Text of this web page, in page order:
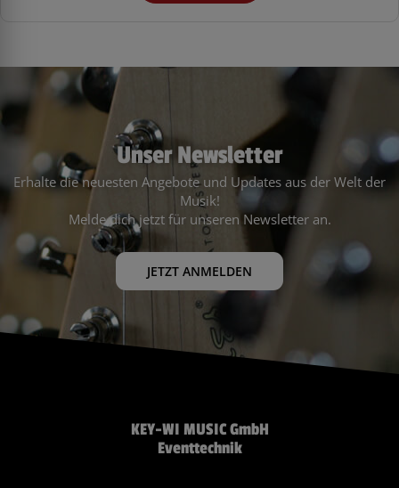
Unser Newsletter
Erhalte die neuesten Angebote und Updates aus der Welt der
Musik!
Melde dich jetzt für unseren Newsletter an.
JETZT ANMELDEN
KEY-WI MUSIC GmbH
Eventtechnik